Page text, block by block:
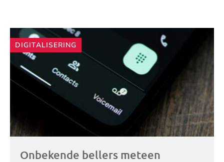
Andere
artikelen
DIGITALISERING
Onbekende bellers meteen